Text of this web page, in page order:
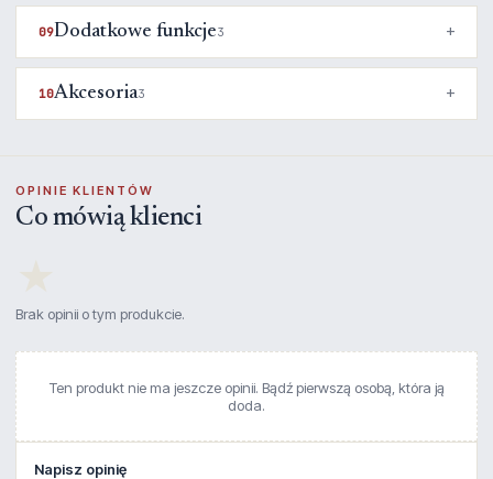
09Dodatkowe funkcje3
10Akcesoria3
OPINIE KLIENTÓW
Co mówią klienci
Brak opinii o tym produkcie.
Ten produkt nie ma jeszcze opinii. Bądź pierwszą osobą, która ją
doda.
Napisz opinię